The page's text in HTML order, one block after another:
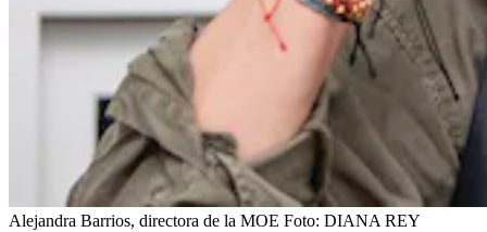
Alejandra Barrios, directora de la MOE Foto: DIANA REY